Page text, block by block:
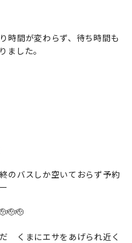
時間が変わらず、待ち時間も
ました。
のバスしか空いておらず予約
くまにエサをあげられ近く